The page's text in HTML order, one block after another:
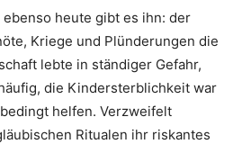
heute gibt es ihn: der
Kriege und Plünderungen die
lebte in ständiger Gefahr,
die Kindersterblichkeit war
helfen. Verzweifelt
Ritualen ihr riskantes